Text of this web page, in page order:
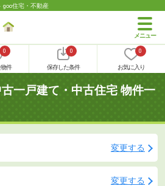
goo住宅・不動産
0
件
0
保存した条件
0
お気に入り
一戸建て・中古住宅 物件一
変更する
変更する